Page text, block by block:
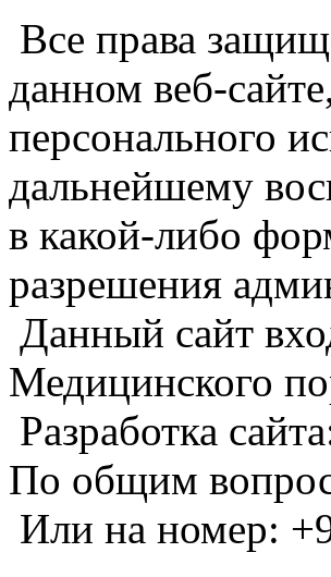
Все права
данном веб-
персонального
дальнейшему
в какой-либо
разрешения
Данный сайт
Медицинского
Разработка
По общим
Или на номер: